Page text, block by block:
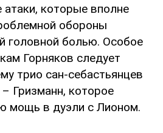
которые вполне
обороны
головной болью. Особое
Горняков следует
трио сан-себастьянцев
Гризманн, которое
мощь в дуэли с Лионом.